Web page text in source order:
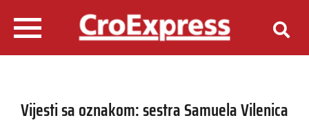
Vijesti sa oznakom: sestra Samuela Vilenica